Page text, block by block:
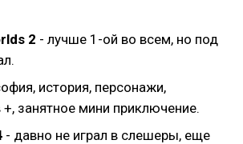
2 - лучше 1-ой во всем, но под
история, персонажи,
+, занятное мини приключение.
- давно не играл в слешеры, еще